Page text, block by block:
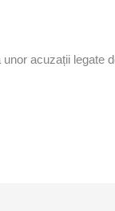
acuzații legate